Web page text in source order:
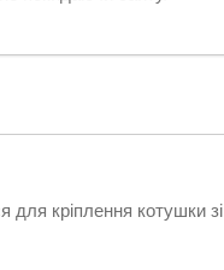
кріплення котушки зі